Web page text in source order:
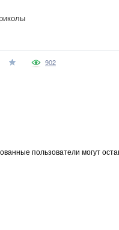
902
пользователи могут